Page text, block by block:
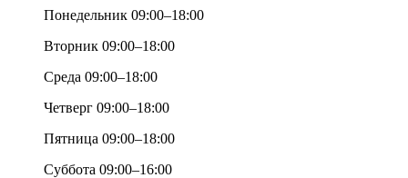
Понедельник 09:00–18:00
Вторник 09:00–18:00
Среда 09:00–18:00
Четверг 09:00–18:00
Пятница 09:00–18:00
Суббота 09:00–16:00